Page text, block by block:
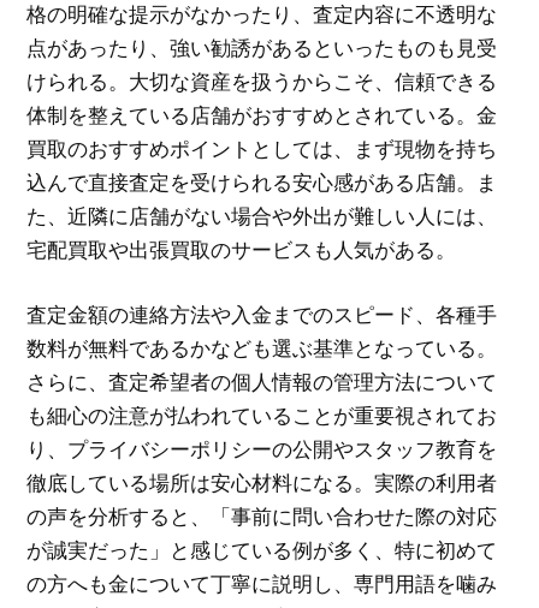
格の明確な提示がなかったり、査定内容に不透明な
点があったり、強い勧誘があるといったものも見受
けられる。大切な資産を扱うからこそ、信頼できる
体制を整えている店舗がおすすめとされている。金
買取のおすすめポイントとしては、まず現物を持ち
込んで直接査定を受けられる安心感がある店舗。ま
た、近隣に店舗がない場合や外出が難しい人には、
宅配買取や出張買取のサービスも人気がある。
査定金額の連絡方法や入金までのスピード、各種手
数料が無料であるかなども選ぶ基準となっている。
さらに、査定希望者の個人情報の管理方法について
も細心の注意が払われていることが重要視されてお
り、プライバシーポリシーの公開やスタッフ教育を
徹底している場所は安心材料になる。実際の利用者
の声を分析すると、「事前に問い合わせた際の対応
が誠実だった」と感じている例が多く、特に初めて
の方へも金について丁寧に説明し、専門用語を噛み